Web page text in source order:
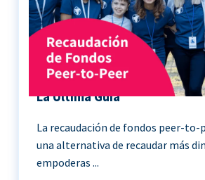
Recaudación de Fondos
La Última Guía
La recaudación de fondos peer-to-
una alternativa de recaudar más
empoderas ...